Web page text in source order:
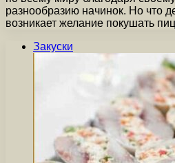
разнообразию начинок. Но что
возникает желание покушать
Закуски